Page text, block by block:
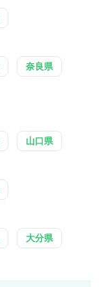
奈良県
山口県
大分県